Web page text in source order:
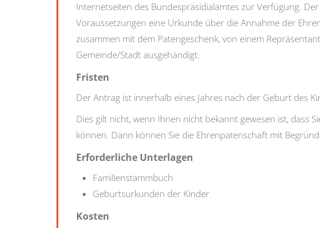
Internetseiten des Bundespräsidialamtes zur Verfügung.
Voraussetzungen eine Urkunde über die Annahme der
zusammen mit dem Patengeschenk, von einem
Gemeinde/Stadt ausgehändigt.
Fristen
Der Antrag ist innerhalb eines Jahres nach der Geburt des
Dies gilt nicht, wenn Ihnen nicht bekannt gewesen ist, dass
können. Dann können Sie die Ehrenpatenschaft mit
Erforderliche Unterlagen
Familienstammbuch
Geburtsurkunden der Kinder
Kosten